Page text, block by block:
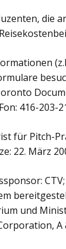
die
416-203-
für Pitch-
22. März
und
A